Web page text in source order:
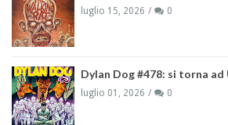
luglio 15, 2026 0
Dylan Dog #478: si torna ad
luglio 01, 2026 0